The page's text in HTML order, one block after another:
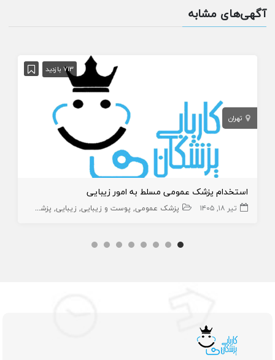
آگهی‌های مشابه
713 بازدید
تهران
استخدام پزشک عمومی مسلط به امور زیبایی
تیر ۱۸, ۱۴۰۵ پزشک عمومی پوست و زیبایی زیبایی پزشک عمومی پوست